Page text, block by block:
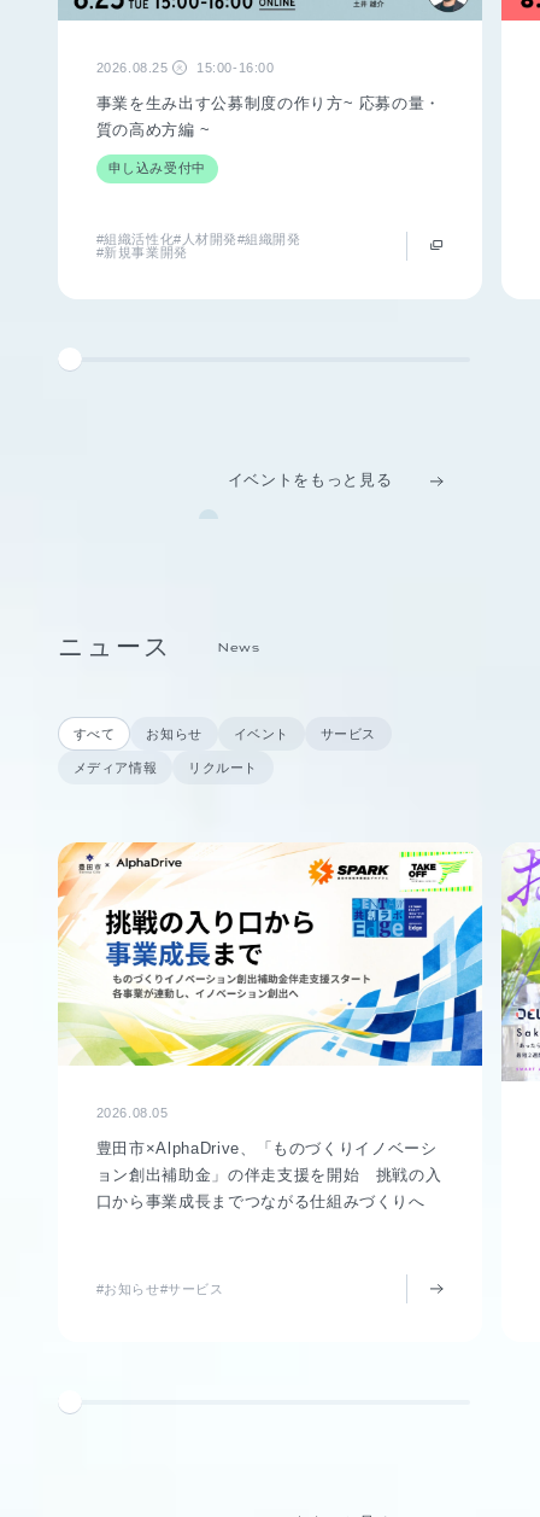
2026.08.25 火 15:00-16:00
事業を生み出す公募制度の作り方~ 応募の量・
質の高め方編 ~
申し込み受付中
#組織活性化#人材開発#組織開発
#新規事業開発
イベントをもっと見る
ニュース News
すべて お知らせ イベント サービス
メディア情報 リクルート
2026.08.05
豊田市×AlphaDrive、「ものづくりイノベーシ
ョン創出補助金」の伴走支援を開始 挑戦の入
口から事業成長までつながる仕組みづくりへ
#お知らせ#サービス